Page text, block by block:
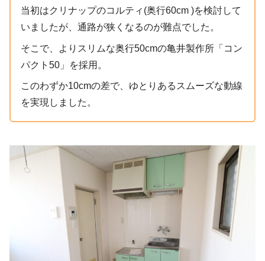
当初はクリナップのコルティ(奥行60cm )を検討して
いましたが、通路が狭くなるのが難点でした。
そこで、よりスリムな奥行50cmの亀井製作所「コン
パクト50」を採用。
このわずか10cmの差で、ゆとりあるスムーズな動線
を実現しました。